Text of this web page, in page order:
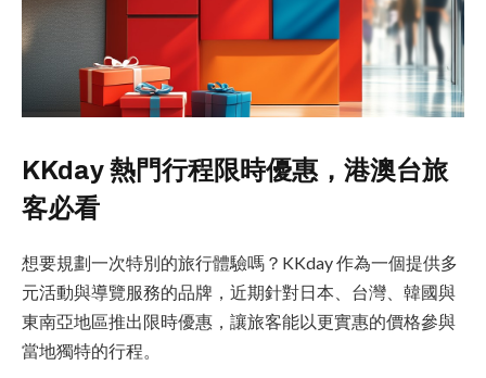
KKday 熱門行程限時優惠，港澳台旅
客必看
想要規劃一次特別的旅行體驗嗎？KKday 作為一個提供多
元活動與導覽服務的品牌，近期針對日本、台灣、韓國與
東南亞地區推出限時優惠，讓旅客能以更實惠的價格參與
當地獨特的行程。